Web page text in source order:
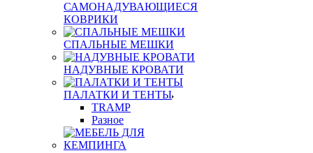
САМОНАДУВАЮЩИЕСЯ
КОВРИКИ
СПАЛЬНЫЕ МЕШКИ
НАДУВНЫЕ КРОВАТИ
ПАЛАТКИ И ТЕНТЫ
TRAMP
Разное